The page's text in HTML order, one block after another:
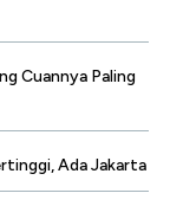
Cuannya Paling
Ada Jakarta